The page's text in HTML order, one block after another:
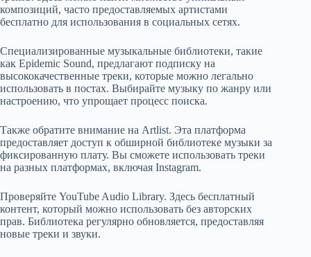
композиций, часто предоставляемых артистами
бесплатно для использования в социальных сетях.
Специализированные музыкальные библиотеки, такие
как Epidemic Sound, предлагают подписку на
высококачественные треки, которые можно легально
использовать в постах. Выбирайте музыку по жанру или
настроению, что упрощает процесс поиска.
Также обратите внимание на Artlist. Эта платформа
предоставляет доступ к обширной библиотеке музыки за
фиксированную плату. Вы сможете использовать треки
на разных платформах, включая Instagram.
Проверяйте YouTube Audio Library. Здесь бесплатный
контент, который можно использовать без авторских
прав. Библиотека регулярно обновляется, предоставляя
новые треки и звуки.